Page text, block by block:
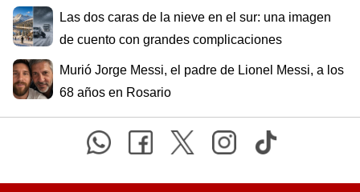
Las dos caras de la nieve en el sur: una imagen
de cuento con grandes complicaciones
Murió Jorge Messi, el padre de Lionel Messi, a los
68 años en Rosario